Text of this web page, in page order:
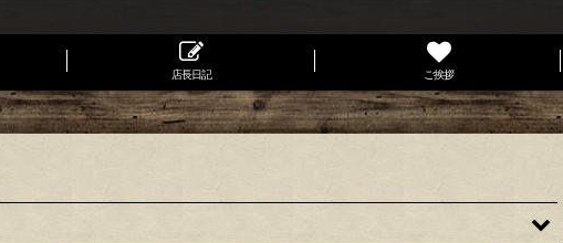
店長日記 ご挨拶